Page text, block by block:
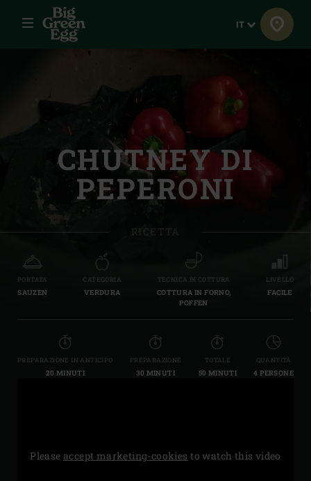
Menu Lingua
IT
CHUTNEY DI
PEPERONI
RICETTA
PORTATA
SAUZEN
CATEGORIA
VERDURA
TECNICA DI COTTURA
COTTURA IN FORNO,
POFFEN
LIVELLO
FACILE
PREPARAZIONE IN ANTICIPO
20 MINUTI
PREPARAZIONE
30 MINUTI
TOTALE
50 MINUTI
QUANTITÀ
4 PERSONE
Pleaseaccept marketing-cookies to watch this video